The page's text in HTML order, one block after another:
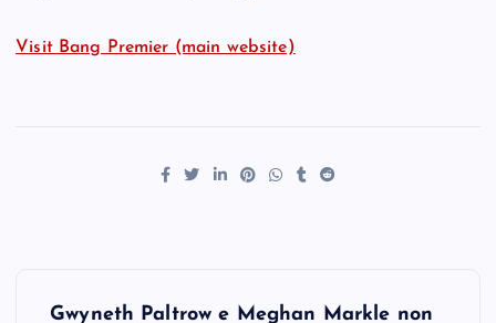
Visit Bang Premier (main website)
Gwyneth Paltrow e Meghan Markle non